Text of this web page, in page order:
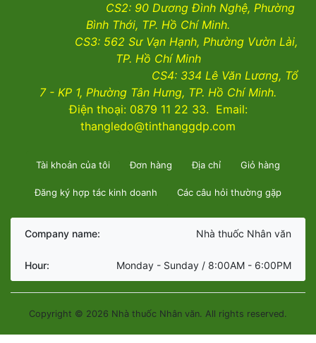
CS2: 90 Dương Đình Nghệ, Phường
Bình Thới, TP. Hồ Chí Minh.
CS3: 562 Sư Vạn Hạnh, Phường Vườn Lài,
TP. Hồ Chí Minh
CS4: 334 Lê Văn Lương, Tổ
7 - KP 1, Phường Tân Hưng, TP. Hồ Chí Minh.
Điện thoại: 0879 11 22 33. Email:
thangledo@tinthanggdp.com
Tài khoản của tôi Đơn hàng Địa chỉ Giỏ hàng
Đăng ký hợp tác kinh doanh Các câu hỏi thường gặp
Company name: Nhà thuốc Nhân văn
Hour: Monday - Sunday / 8:00AM - 6:00PM
Copyright © 2026 Nhà thuốc Nhân văn. All rights reserved.